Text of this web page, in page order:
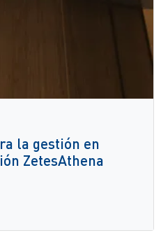
la gestión en
ZetesAthena